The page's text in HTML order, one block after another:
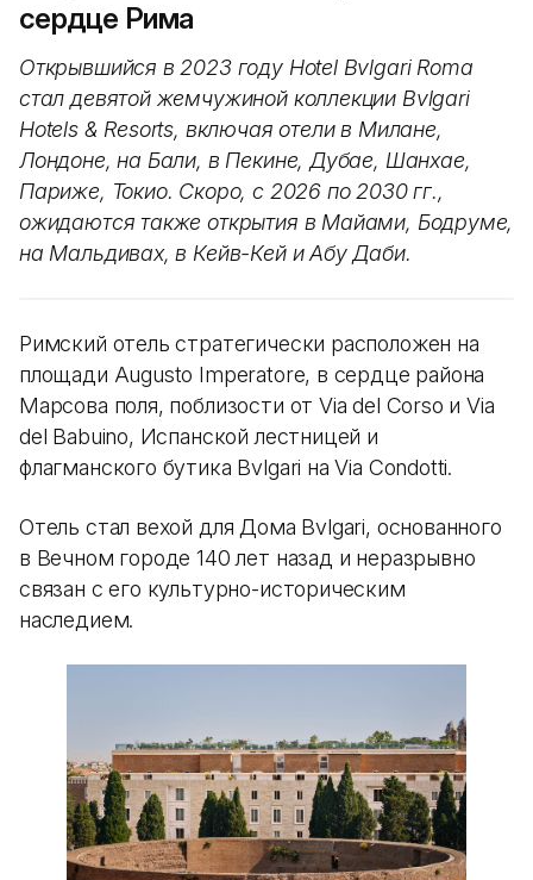
сердце Рима
Открывшийся в 2023 году Hotel Bvlgari Roma
стал девятой жемчужиной коллекции Bvlgari
Hotels & Resorts, включая отели в Милане,
Лондоне, на Бали, в Пекине, Дубае, Шанхае,
Париже, Токио. Скоро, с 2026 по 2030 гг.,
ожидаются также открытия в Майами, Бодруме,
на Мальдивах, в Кейв-Кей и Абу Даби.
Римский отель стратегически расположен на
площади Augusto Imperatore, в сердце района
Марсова поля, поблизости от Via del Corso и Via
del Babuino, Испанской лестницей и
флагманского бутика Bvlgari на Via Condotti.
Отель стал вехой для Дома Bvlgari, основанного
в Вечном городе 140 лет назад и неразрывно
связан с его культурно-историческим
наследием.